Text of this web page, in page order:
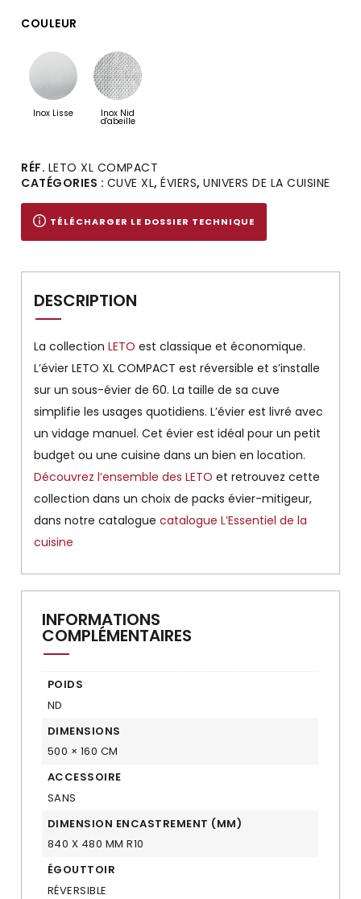
COULEUR
Inox Lisse Inox Nid
d'abeille
Alternative:
RÉF. LETO XL COMPACT
CATÉGORIES : CUVE XL,ÉVIERS,UNIVERS DE LA CUISINE
TÉLÉCHARGER LE DOSSIER TECHNIQUE
DESCRIPTION
La collectionLETO est classique et économique.
L’évier LETO XL COMPACT est réversible et s’installe
sur un sous-évier de 60. La taille de sa cuve
simplifie les usages quotidiens. L’évier est livré avec
un vidage manuel. Cet évier est idéal pour un petit
budget ou une cuisine dans un bien en location.
Découvrez l’ensemble des LETO et retrouvez cette
collection dans un choix de packs évier-mitigeur,
dans notre cataloguecatalogue L’Essentiel de la
cuisine
INFORMATIONS
COMPLÉMENTAIRES
POIDS
ND
DIMENSIONS
500 × 160 CM
ACCESSOIRE
SANS
DIMENSION ENCASTREMENT (MM)
840 X 480 MM R10
ÉGOUTTOIR
RÉVERSIBLE